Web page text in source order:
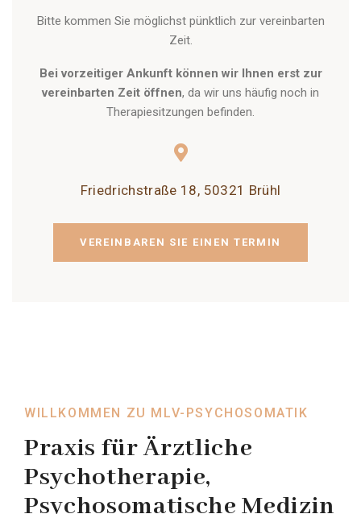
Bitte kommen Sie möglichst pünktlich zur vereinbarten
Zeit.
Bei vorzeitiger Ankunft können wir Ihnen erst zur
vereinbarten Zeit öffnen, da wir uns häufig noch in
Therapiesitzungen befinden.
Friedrichstraße 18, 50321 Brühl
VEREINBAREN SIE EINEN TERMIN
WILLKOMMEN ZU MLV-PSYCHOSOMATIK
Praxis für Ärztliche
Psychotherapie,
Psychosomatische Medizin